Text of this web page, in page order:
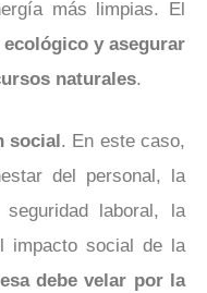
más limpias. El
y asegurar
naturales.
social . En este caso,
del personal, la
laboral, la
impacto social de la
debe velar por la